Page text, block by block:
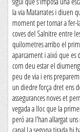
la via Matarrates i diuen
moment per tornar a fer-
coves del Salnitre entre
quilometres arribo el
aparcament i aixó que es
com deu estar el
peu de via i ens
un diedre força dret ens
assegurances noves et
vegada a lloc que la
peró ara l'han allargat